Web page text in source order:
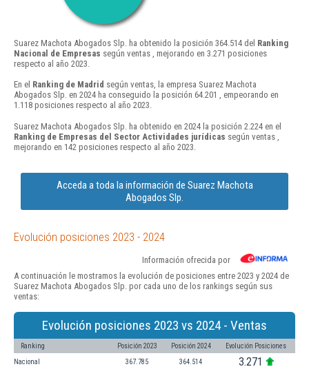
Suarez Machota Abogados Slp. ha obtenido la posición 364.514 del Ranking
Nacional de Empresas según ventas , mejorando en 3.271 posiciones
respecto al año 2023.
En el Ranking de Madrid según ventas, la empresa Suarez Machota
Abogados Slp. en 2024 ha conseguido la posición 64.201 , empeorando en
1.118 posiciones respecto al año 2023.
Suarez Machota Abogados Slp. ha obtenido en 2024 la posición 2.224 en el
Ranking de Empresas del Sector Actividades jurídicas según ventas ,
mejorando en 142 posiciones respecto al año 2023.
Acceda a toda la información de Suarez Machota
Abogados Slp.
Evolución posiciones 2023 - 2024
Información ofrecida por
A continuación le mostramos la evolución de posiciones entre 2023 y 2024 de
Suarez Machota Abogados Slp. por cada uno de los rankings según sus
ventas:
Evolución posiciones 2023 vs 2024 - Ventas
Ranking Posición 2023 Posición 2024 Evolución Posiciones
Nacional 367.785 364.514 3.271